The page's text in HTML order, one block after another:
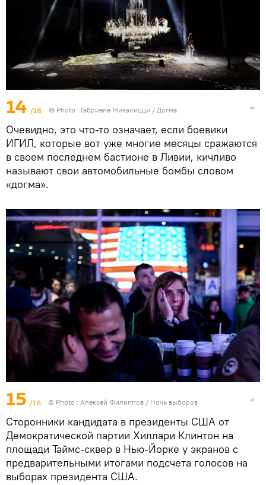
14 /16 © Photo : Габриеле Микалицци / Догма
Очевидно, это что-то означает, если боевики
ИГИЛ, которые вот уже многие месяцы сражаются
в своем последнем бастионе в Ливии, кичливо
называют свои автомобильные бомбы словом
«догма».
15 /16 © Photo : Алексей Филиппов / Ночь выборов
Сторонники кандидата в президенты США от
Демократической партии Хиллари Клинтон на
площади Таймс-сквер в Нью-Йорке у экранов с
предварительными итогами подсчета голосов на
выборах президента США.